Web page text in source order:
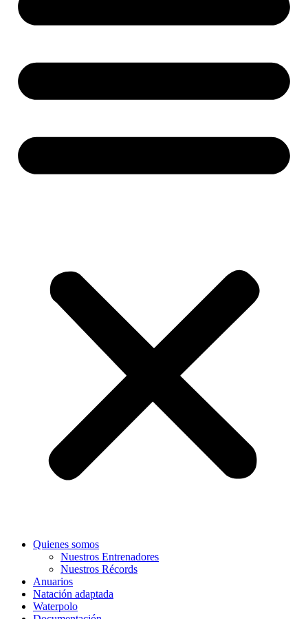
Quienes somos
Nuestros Entrenadores
Nuestros Récords
Anuarios
Natación adaptada
Waterpolo